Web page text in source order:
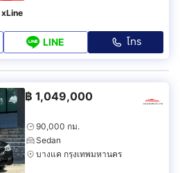
LINE โทร
฿ 1,049,000
90,000 กม.
Sedan
บางแค กรุงเทพมหานคร